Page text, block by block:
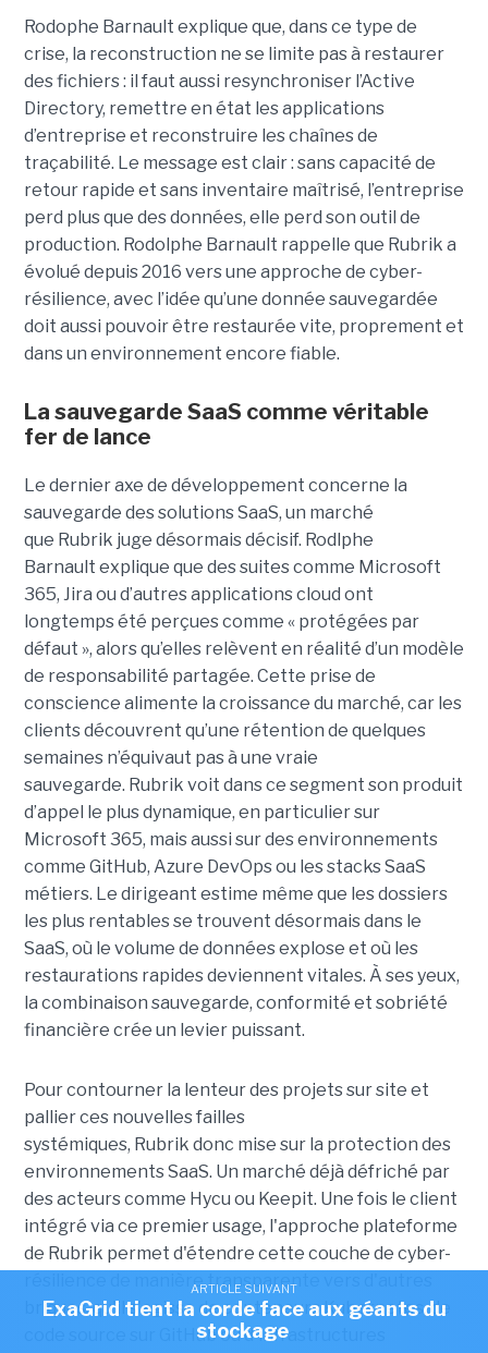
Rodophe Barnault explique que, dans ce type de
crise, la reconstruction ne se limite pas à restaurer
des fichiers : il faut aussi resynchroniser l’Active
Directory, remettre en état les applications
d’entreprise et reconstruire les chaînes de
traçabilité. Le message est clair : sans capacité de
retour rapide et sans inventaire maîtrisé, l’entreprise
perd plus que des données, elle perd son outil de
production. Rodolphe Barnault rappelle que Rubrik a
évolué depuis 2016 vers une approche de cyber-
résilience, avec l’idée qu’une donnée sauvegardée
doit aussi pouvoir être restaurée vite, proprement et
dans un environnement encore fiable.
La sauvegarde SaaS comme véritable
fer de lance
Le dernier axe de développement concerne la
sauvegarde des solutions SaaS, un marché
que Rubrik juge désormais décisif. Rodlphe
Barnault explique que des suites comme Microsoft
365, Jira ou d’autres applications cloud ont
longtemps été perçues comme « protégées par
défaut », alors qu’elles relèvent en réalité d’un modèle
de responsabilité partagée. Cette prise de
conscience alimente la croissance du marché, car les
clients découvrent qu’une rétention de quelques
semaines n’équivaut pas à une vraie
sauvegarde. Rubrik voit dans ce segment son produit
d’appel le plus dynamique, en particulier sur
Microsoft 365, mais aussi sur des environnements
comme GitHub, Azure DevOps ou les stacks SaaS
métiers. Le dirigeant estime même que les dossiers
les plus rentables se trouvent désormais dans le
SaaS, où le volume de données explose et où les
restaurations rapides deviennent vitales. À ses yeux,
la combinaison sauvegarde, conformité et sobriété
financière crée un levier puissant.
Pour contourner la lenteur des projets sur site et
pallier ces nouvelles failles
systémiques, Rubrik donc mise sur la protection des
environnements SaaS. Un marché déjà défriché par
des acteurs comme Hycu ou Keepit. Une fois le client
intégré via ce premier usage, l'approche plateforme
de Rubrik permet d'étendre cette couche de cyber-
résilience de manière transparente vers d'autres
briques, qu'il s'agisse de conteneurs Kubernetes, de
code source sur GitHub ou d'infrastructures
ARTICLE SUIVANT
ExaGrid tient la corde face aux géants du
stockage